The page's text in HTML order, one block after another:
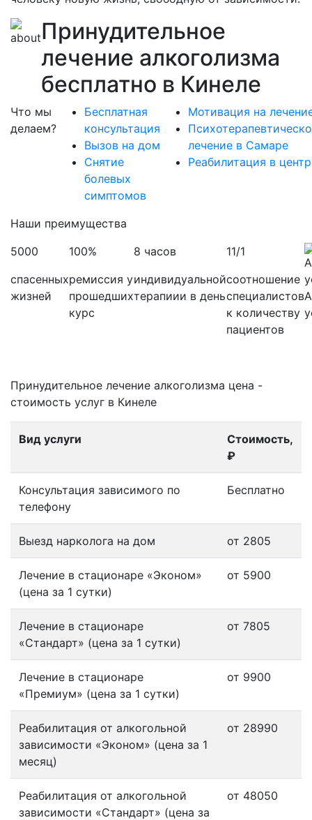
Принудительное
лечение алкоголизма
бесплатно в Кинеле
Что мы
делаем?
Бесплатная
консультация
Вызов на дом
Снятие
болевых
симптомов
Мотивация на
лечение в Самаре
Реабилитация в
Наши преимущества
5000
спасенных
жизней
100%
ремиссия у
прошедших
курс
8 часов
индивидуальной
терапиии в день
11/1
соотношение
специалистов
к количеству
пациентов
Принудительное лечение алкоголизма цена -
стоимость услуг в Кинеле
Вид услуги
Стоимость,
₽
Консультация зависимого по
телефону
Бесплатно
Выезд нарколога на дом от 2805
Лечение в стационаре «Эконом»
(цена за 1 сутки)
от 5900
Лечение в стационаре
«Стандарт» (цена за 1 сутки)
от 7805
Лечение в стационаре
«Премиум» (цена за 1 сутки)
от 9900
Реабилитация от алкогольной
зависимости «Эконом» (цена за 1
месяц)
от 28990
Реабилитация от алкогольной
зависимости «Стандарт» (цена за
от 48050